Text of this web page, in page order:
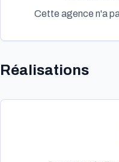
Cette agence n'a
Réalisations